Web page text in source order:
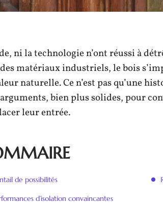
ni la technologie n’ont réussi à
matériaux industriels, le bois
naturelle. Ce n’est pas qu’une
bien plus solides, pour
leur entrée.
de possibilités
d’isolation convaincantes